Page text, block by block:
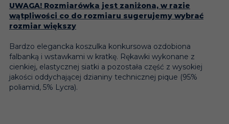
UWAGA! Rozmiarówka jest zaniżona, w razie
wątpliwości co do rozmiaru sugerujemy wybrać
rozmiar większy
Bardzo elegancka koszulka konkursowa ozdobiona
falbanką i wstawkami w kratkę. Rękawki wykonane z
cienkiej, elastycznej siatki a pozostała część z wysokiej
jakości oddychającej dzianiny technicznej pique (95%
poliamid, 5% Lycra).